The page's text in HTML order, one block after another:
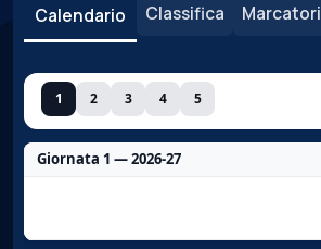
Calendario Classifica Marcatori
1 2 3 4 5
Giornata 1 — 2026-27